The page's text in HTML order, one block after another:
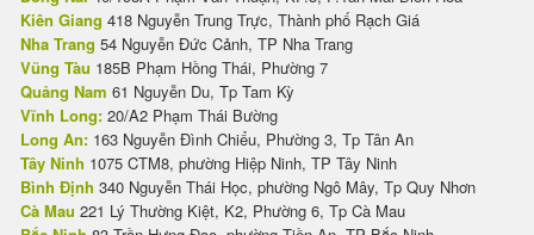
Kiên Giang 418 Nguyễn Trung Trực, Thành phố Rạch Giá
Nha Trang 54 Nguyễn Đức Cảnh, TP Nha Trang
Vũng Tàu 185B Phạm Hồng Thái, Phường 7
Quảng Nam 61 Nguyễn Du, Tp Tam Kỳ
Vĩnh Long: 20/A2 Phạm Thái Bường
Long An: 163 Nguyễn Đình Chiểu, Phường 3, Tp Tân An
Tây Ninh 1075 CTM8, phường Hiệp Ninh, TP Tây Ninh
Bình Định 340 Nguyễn Thái Học, phường Ngô Mây, Tp Quy Nhơn
Cà Mau 221 Lý Thường Kiệt, K2, Phường 6, Tp Cà Mau